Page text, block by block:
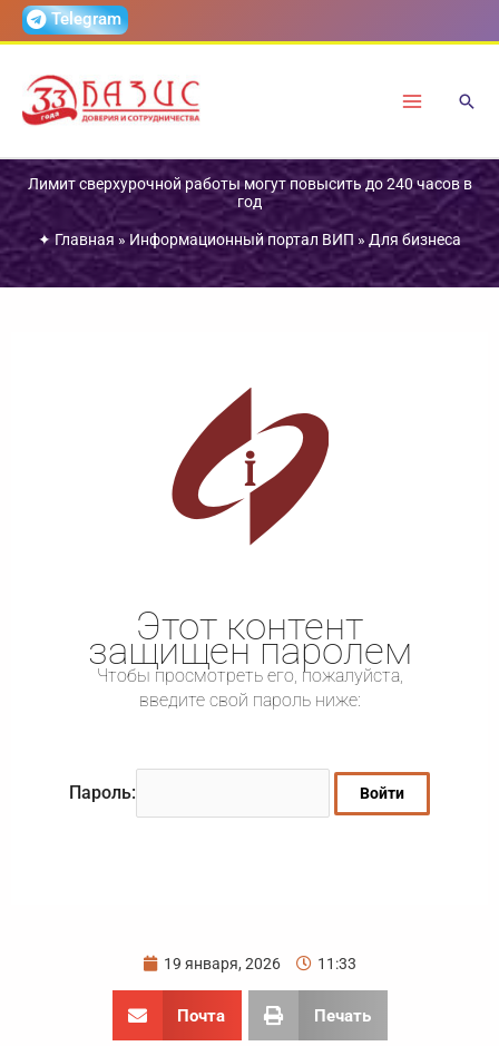
ПерейтиTelegram
Лимит сверхурочной работы могут повысить до 240 часов в
год
✦ Главная »Информационный портал ВИП » Для бизнеса
Этот контент
защищен паролем
Чтобы просмотреть его, пожалуйста,
введите свой пароль ниже:
Пароль:
19 января, 2026 11:33
Почта Печать